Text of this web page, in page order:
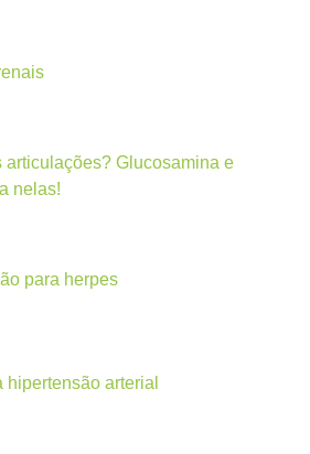
articulações? Glucosamina e
nelas!
para herpes
hipertensão arterial